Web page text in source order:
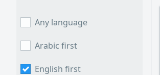
Any language
Arabic first
English first